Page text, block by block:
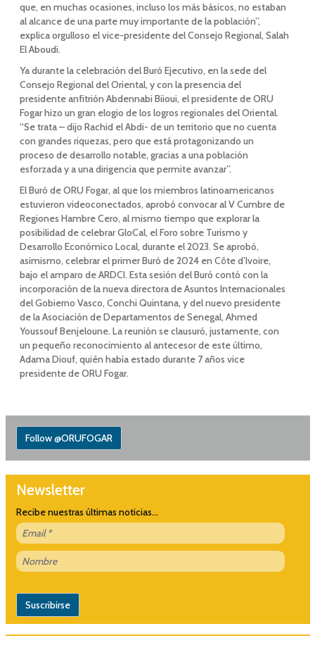
que, en muchas ocasiones, incluso los más básicos, no estaban
al alcance de una parte muy importante de la población”,
explica orgulloso el vice-presidente del Consejo Regional, Salah
El Aboudi.
Ya durante la celebración del Buró Ejecutivo, en la sede del
Consejo Regional del Oriental, y con la presencia del
presidente anfitrión Abdennabi Biioui, el presidente de ORU
Fogar hizo un gran elogio de los logros regionales del Oriental.
“Se trata – dijo Rachid el Abdi- de un territorio que no cuenta
con grandes riquezas, pero que está protagonizando un
proceso de desarrollo notable, gracias a una población
esforzada y a una dirigencia que permite avanzar”.
El Buró de ORU Fogar, al que los miembros latinoamericanos
estuvieron videoconectados, aprobó convocar al V Cumbre de
Regiones Hambre Cero, al mismo tiempo que explorar la
posibilidad de celebrar GloCal, el Foro sobre Turismo y
Desarrollo Económico Local, durante el 2023. Se aprobó,
asimismo, celebrar el primer Buró de 2024 en Côte d’Ivoire,
bajo el amparo de ARDCI. Esta sesión del Buró contó con la
incorporación de la nueva directora de Asuntos Internacionales
del Gobierno Vasco, Conchi Quintana, y del nuevo presidente
de la Asociación de Departamentos de Senegal, Ahmed
Youssouf Benjeloune. La reunión se clausuró, justamente, con
un pequeño reconocimiento al antecesor de este último,
Adama Diouf, quién había estado durante 7 años vice
presidente de ORU Fogar.
Follow @ORUFOGAR
Newsletter
Recibe nuestras últimas noticias...